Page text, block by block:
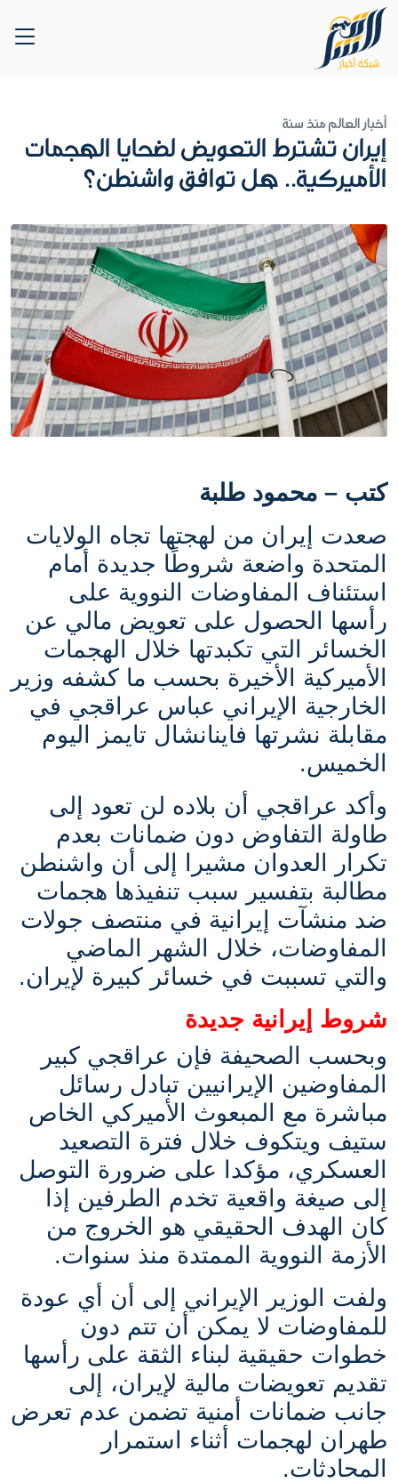
أخبار العالممنذ سنة
إيران تشترط التعويض لضحايا الهجمات
الأميركية.. هل توافق واشنطن؟
كتب – محمود طلبة
صعدت إيران من لهجتها تجاه الولايات
المتحدة واضعة شروطًا جديدة أمام
استئناف المفاوضات النووية على
رأسها الحصول على تعويض مالي عن
الخسائر التي تكبدتها خلال الهجمات
الأميركية الأخيرة بحسب ما كشفه وزير
الخارجية الإيراني عباس عراقجي في
مقابلة نشرتها فاينانشال تايمز اليوم
الخميس.
وأكد عراقجي أن بلاده لن تعود إلى
طاولة التفاوض دون ضمانات بعدم
تكرار العدوان مشيرا إلى أن واشنطن
مطالبة بتفسير سبب تنفيذها هجمات
ضد منشآت إيرانية في منتصف جولات
المفاوضات، خلال الشهر الماضي
والتي تسببت في خسائر كبيرة لإيران.
شروط إيرانية جديدة
وبحسب الصحيفة فإن عراقجي كبير
المفاوضين الإيرانيين تبادل رسائل
مباشرة مع المبعوث الأميركي الخاص
ستيف ويتكوف خلال فترة التصعيد
العسكري، مؤكدا على ضرورة التوصل
إلى صيغة واقعية تخدم الطرفين إذا
كان الهدف الحقيقي هو الخروج من
الأزمة النووية الممتدة منذ سنوات.
ولفت الوزير الإيراني إلى أن أي عودة
للمفاوضات لا يمكن أن تتم دون
خطوات حقيقية لبناء الثقة على رأسها
تقديم تعويضات مالية لإيران، إلى
جانب ضمانات أمنية تضمن عدم تعرض
طهران لهجمات أثناء استمرار
المحادثات.